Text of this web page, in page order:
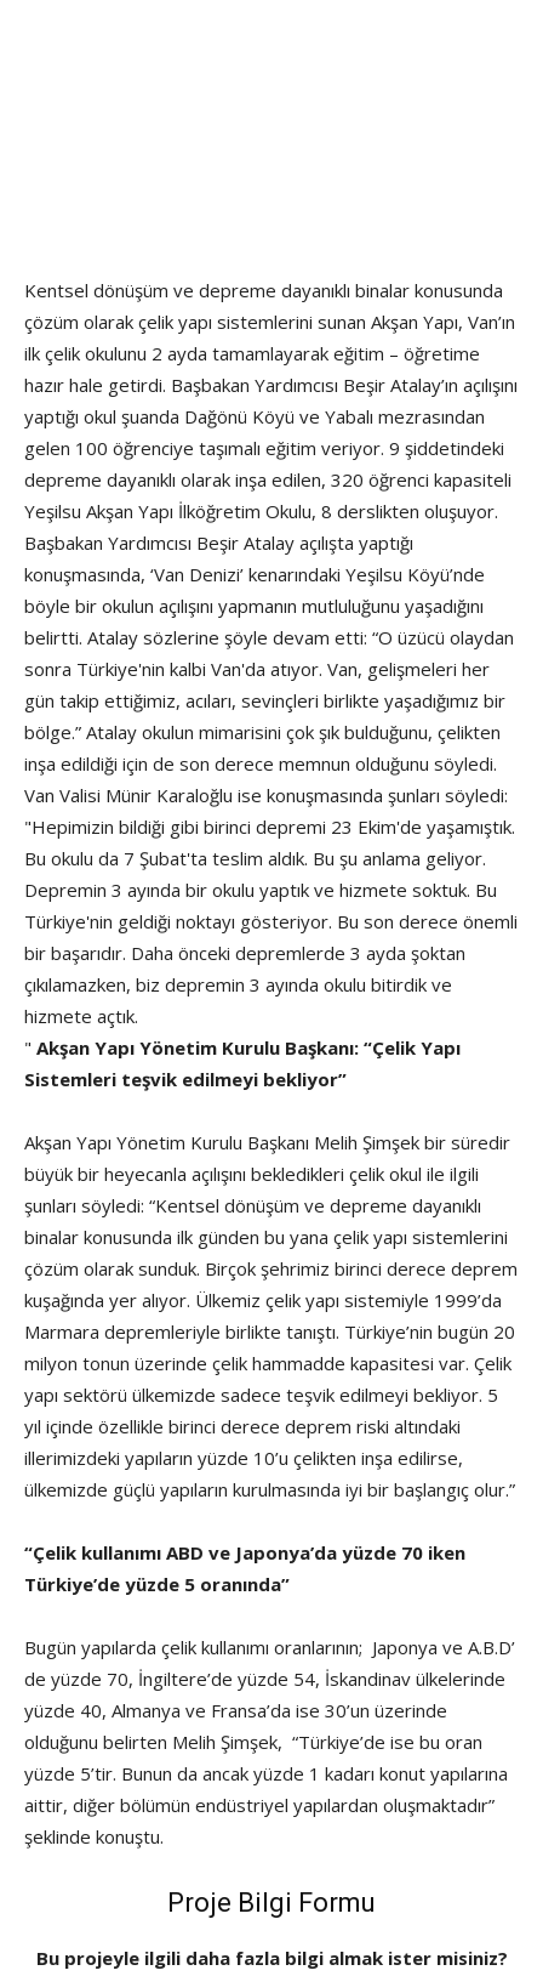
Kentsel dönüşüm ve depreme dayanıklı binalar konusunda
çözüm olarak çelik yapı sistemlerini sunan Akşan Yapı, Van’ın
ilk çelik okulunu 2 ayda tamamlayarak eğitim – öğretime
hazır hale getirdi. Başbakan Yardımcısı Beşir Atalay’ın açılışını
yaptığı okul şuanda Dağönü Köyü ve Yabalı mezrasından
gelen 100 öğrenciye taşımalı eğitim veriyor. 9 şiddetindeki
depreme dayanıklı olarak inşa edilen, 320 öğrenci kapasiteli
Yeşilsu Akşan Yapı İlköğretim Okulu, 8 derslikten oluşuyor.
Başbakan Yardımcısı Beşir Atalay açılışta yaptığı
konuşmasında, ‘Van Denizi’ kenarındaki Yeşilsu Köyü’nde
böyle bir okulun açılışını yapmanın mutluluğunu yaşadığını
belirtti. Atalay sözlerine şöyle devam etti: “O üzücü olaydan
sonra Türkiye'nin kalbi Van'da atıyor. Van, gelişmeleri her
gün takip ettiğimiz, acıları, sevinçleri birlikte yaşadığımız bir
bölge.” Atalay okulun mimarisini çok şık bulduğunu, çelikten
inşa edildiği için de son derece memnun olduğunu söyledi.
Van Valisi Münir Karaloğlu ise konuşmasında şunları söyledi:
"Hepimizin bildiği gibi birinci depremi 23 Ekim'de yaşamıştık.
Bu okulu da 7 Şubat'ta teslim aldık. Bu şu anlama geliyor.
Depremin 3 ayında bir okulu yaptık ve hizmete soktuk. Bu
Türkiye'nin geldiği noktayı gösteriyor. Bu son derece önemli
bir başarıdır. Daha önceki depremlerde 3 ayda şoktan
çıkılamazken, biz depremin 3 ayında okulu bitirdik ve
hizmete açtık.
" Akşan Yapı Yönetim Kurulu Başkanı: “Çelik Yapı
Sistemleri teşvik edilmeyi bekliyor”
Akşan Yapı Yönetim Kurulu Başkanı Melih Şimşek bir süredir
büyük bir heyecanla açılışını bekledikleri çelik okul ile ilgili
şunları söyledi: “Kentsel dönüşüm ve depreme dayanıklı
binalar konusunda ilk günden bu yana çelik yapı sistemlerini
çözüm olarak sunduk. Birçok şehrimiz birinci derece deprem
kuşağında yer alıyor. Ülkemiz çelik yapı sistemiyle 1999’da
Marmara depremleriyle birlikte tanıştı. Türkiye’nin bugün 20
milyon tonun üzerinde çelik hammadde kapasitesi var. Çelik
yapı sektörü ülkemizde sadece teşvik edilmeyi bekliyor. 5
yıl içinde özellikle birinci derece deprem riski altındaki
illerimizdeki yapıların yüzde 10’u çelikten inşa edilirse,
ülkemizde güçlü yapıların kurulmasında iyi bir başlangıç olur.”
“Çelik kullanımı ABD ve Japonya’da yüzde 70 iken
Türkiye’de yüzde 5 oranında”
Bugün yapılarda çelik kullanımı oranlarının; Japonya ve A.B.D’
de yüzde 70, İngiltere’de yüzde 54, İskandinav ülkelerinde
yüzde 40, Almanya ve Fransa’da ise 30’un üzerinde
olduğunu belirten Melih Şimşek, “Türkiye’de ise bu oran
yüzde 5’tir. Bunun da ancak yüzde 1 kadarı konut yapılarına
aittir, diğer bölümün endüstriyel yapılardan oluşmaktadır”
şeklinde konuştu.
Proje Bilgi Formu
Bu projeyle ilgili daha fazla bilgi almak ister misiniz?